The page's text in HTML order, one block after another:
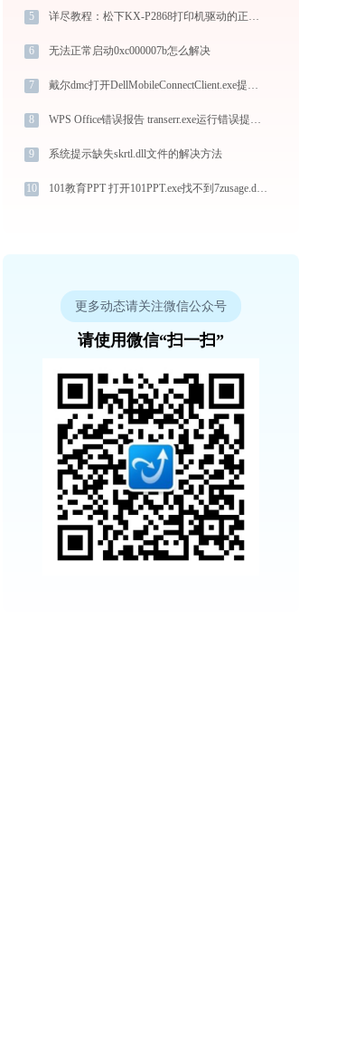
5 详尽教程：松下KX-P2868打印机驱动的正确下载与安装方式
6 无法正常启动0xc000007b怎么解决
7 戴尔dmc打开DellMobileConnectClient.exe提示0xc000001d错误码怎么办
8 WPS Office错误报告 transerr.exe运行错误提示0xc000000d的解决办法
9 系统提示缺失skrtl.dll文件的解决方法
10 101教育PPT 打开101PPT.exe找不到7zusage.dll怎么办
更多动态请关注微信公众号
请使用微信“扫一扫”